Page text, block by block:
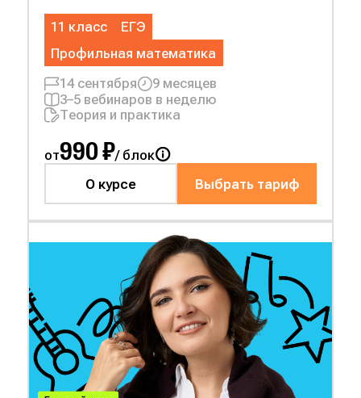
11 класс
ЕГЭ
Профильная математика
14 сентября
9 месяцев
3–5 вебинаров в неделю
Теория и практика
от990 ₽/ блок
Выбрать тариф
О курсе